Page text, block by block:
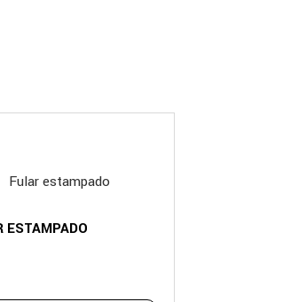
ESTAMPADO